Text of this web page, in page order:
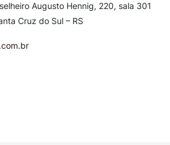
Augusto Hennig, 220, sala 301
Cruz do Sul – RS